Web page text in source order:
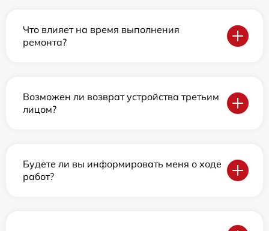
Что влияет на время выполнения
ремонта?
Возможен ли возврат устройства третьим
лицом?
Будете ли вы информировать меня о ходе
работ?